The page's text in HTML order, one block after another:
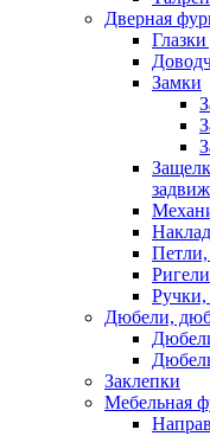
Дверная
Замки
Ригели
Дюбели,
Заклепки
Мебельная